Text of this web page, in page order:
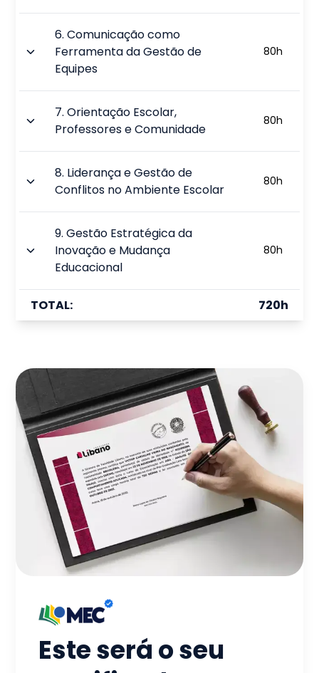
6.Comunicação como
Ferramenta da Gestão de
Equipes
80h
7.Orientação Escolar,
Professores e Comunidade
80h
8. Liderança e Gestão de
Conflitos no Ambiente Escolar
80h
9.Gestão Estratégica da
Inovação e Mudança
Educacional
80h
TOTAL: 720h
Este será o seu